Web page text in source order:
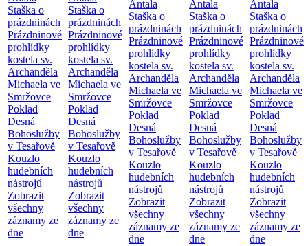
Staška o
prázdninách
Prázdninové
prohlídky
kostela sv.
Archanděla
Michaela ve
Smržovce
Poklad
Desná
Bohoslužby
v Tesařově
Kouzlo
hudebních
nástrojů
Zobrazit
všechny
záznamy ze
dne
Staška o
prázdninách
Prázdninové
prohlídky
kostela sv.
Archanděla
Michaela ve
Smržovce
Poklad
Desná
Bohoslužby
v Tesařově
Kouzlo
hudebních
nástrojů
Zobrazit
všechny
záznamy ze
dne
Antala
Staška o
prázdninách
Prázdninové
prohlídky
kostela sv.
Archanděla
Michaela ve
Smržovce
Poklad
Desná
Bohoslužby
v Tesařově
Kouzlo
hudebních
nástrojů
Zobrazit
všechny
záznamy ze
dne
Antala
Staška o
prázdninách
Prázdninové
prohlídky
kostela sv.
Archanděla
Michaela ve
Smržovce
Poklad
Desná
Bohoslužby
v Tesařově
Kouzlo
hudebních
nástrojů
Zobrazit
všechny
záznamy ze
dne
Antala
Staška o
prázdninách
Prázdninové
prohlídky
kostela sv.
Archanděla
Michaela ve
Smržovce
Poklad
Desná
Bohoslužby
v Tesařově
Kouzlo
hudebních
nástrojů
Zobrazit
všechny
záznamy ze
dne